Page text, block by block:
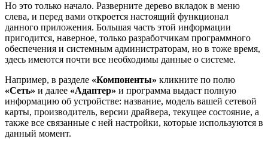
Но это только начало. Разверните дерево вкладок в меню
слева, и перед вами откроется настоящий функционал
данного приложения. Большая часть этой информации
пригодится, наверное, только разработчикам программного
обеспечения и системным администраторам, но в тоже время,
здесь имеются почти все необходимы данные о системе.
Например, в разделе «Компоненты» кликните по полю
«Сеть» и далее «Адаптер» и программа выдаст полную
информацию об устройстве: название, модель вашей сетевой
карты, производитель, версии драйвера, текущее состояние, а
также все связанные с ней настройки, которые используются в
данный момент.